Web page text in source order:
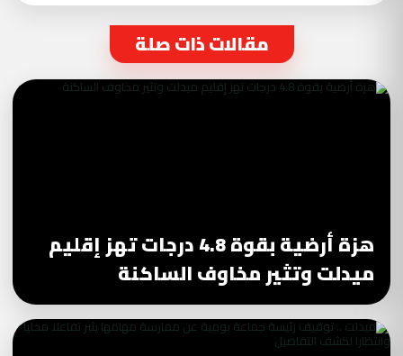
مقالات ذات صلة
هزة أرضية بقوة 4.8 درجات تهز إقليم
ميدلت وتثير مخاوف الساكنة